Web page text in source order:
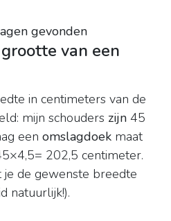
gevonden
van een
in centimeters van de
mijn schouders zijn 45
een omslagdoek maat
202,5 centimeter.
de gewenste breedte
natuurlijk!).